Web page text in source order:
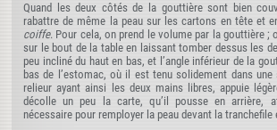
Quand les deux côtés de la gouttière sont bien
rabattre de même la peau sur les cartons en tête et
coiffe. Pour cela, on prend le volume par la gouttière ;
sur le bout de la table en laissant tomber dessus les
peu incliné du haut en bas, et l’angle inférieur de la
bas de l’estomac, où il est tenu solidement dans
relieur ayant ainsi les deux mains libres, appuie
décolle un peu la carte, qu’il pousse en arrière,
nécessaire pour remployer la peau devant la